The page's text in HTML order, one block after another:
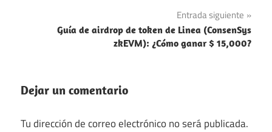
entradas
Entrada siguiente
Guía de airdrop de token de Linea (ConsenSys
zkEVM): ¿Cómo ganar $ 15,000?
Dejar un comentario
Tu dirección de correo electrónico no será publicada.